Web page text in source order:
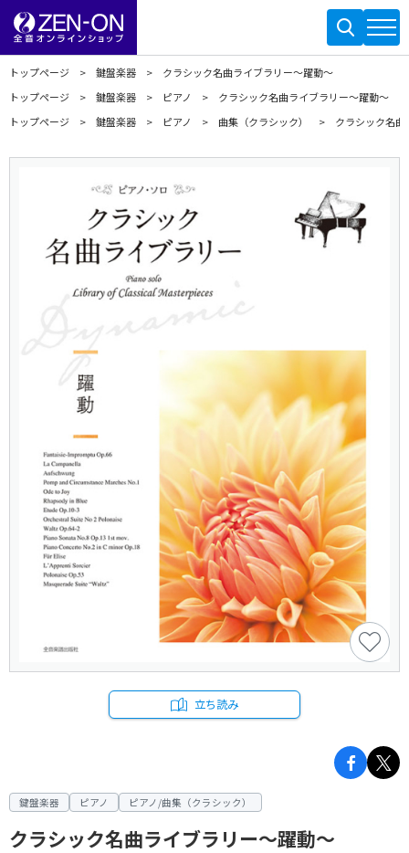
トップページ 鍵盤楽器
クラシック名曲ライブラリー～躍動～
トップページ
鍵盤楽器 ピアノ
クラシック名曲ライブラリー～躍動～
トップページ
鍵盤楽器 ピアノ 曲集（クラシック） クラシック名
立ち読み
鍵盤楽器 ピアノ ピアノ/曲集（クラシック）
クラシック名曲ライブラリー～躍動～